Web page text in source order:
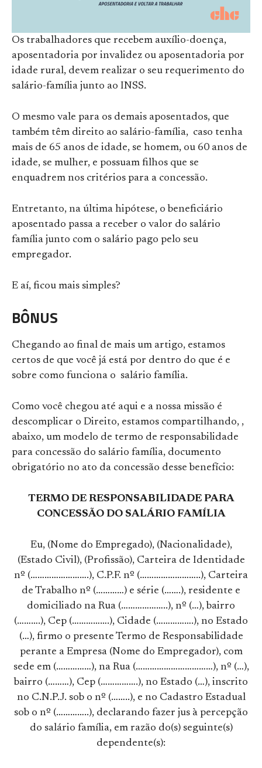
Os trabalhadores que recebem auxílio-doença,
aposentadoria por invalidez ou aposentadoria por
idade rural, devem realizar o seu requerimento do
salário-família junto ao INSS.
O mesmo vale para os demais aposentados, que
também têm direito ao salário-família, caso tenha
mais de 65 anos de idade, se homem, ou 60 anos de
idade, se mulher, e possuam filhos que se
enquadrem nos critérios para a concessão.
Entretanto, na última hipótese, o beneficiário
aposentado passa a receber o valor do salário
família junto com o salário pago pelo seu
empregador.
E aí, ficou mais simples?
BÔNUS
Chegando ao final de mais um artigo, estamos
certos de que você já está por dentro do que é e
sobre como funciona o salário família.
Como você chegou até aqui e a nossa missão é
descomplicar o Direito, estamos compartilhando, ,
abaixo, um modelo de termo de responsabilidade
para concessão do salário família, documento
obrigatório no ato da concessão desse benefício:
TERMO DE RESPONSABILIDADE PARA
CONCESSÃO DO SALÁRIO FAMÍLIA
Eu, (Nome do Empregado), (Nacionalidade),
(Estado Civil), (Profissão), Carteira de Identidade
nº (…………………….), C.P.F. nº (……………………..), Carteira
de Trabalho nº (…………) e série (…….), residente e
domiciliado na Rua (………………..), nº (…), bairro
(……….), Cep (…………….), Cidade (…………….), no Estado
(…), firmo o presente Termo de Responsabilidade
perante a Empresa (Nome do Empregador), com
sede em (……………), na Rua (……………………………), nº (…),
bairro (………), Cep (…………….), no Estado (…), inscrito
no C.N.P.J. sob o nº (……..), e no Cadastro Estadual
sob o nº (…………..), declarando fazer jus à percepção
do salário família, em razão do(s) seguinte(s)
dependente(s):